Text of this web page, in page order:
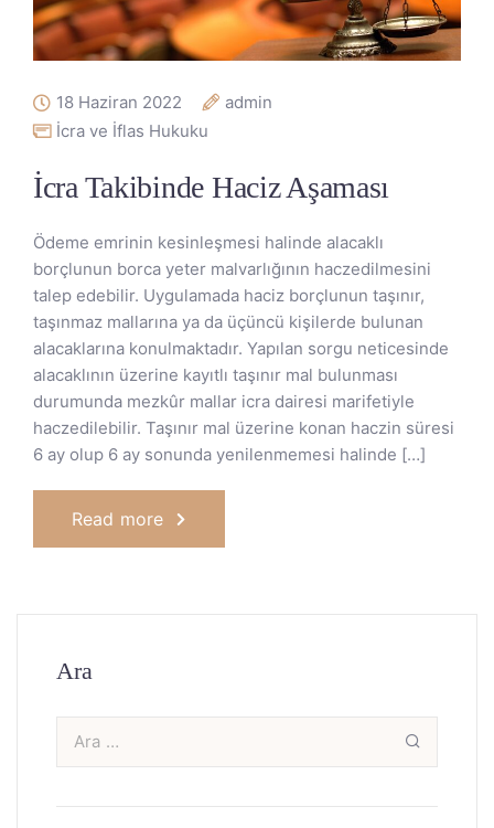
18 Haziran 2022
admin
İcra ve İflas Hukuku
İcra Takibinde Haciz Aşaması
Ödeme emrinin kesinleşmesi halinde alacaklı
borçlunun borca yeter malvarlığının haczedilmesini
talep edebilir. Uygulamada haciz borçlunun taşınır,
taşınmaz mallarına ya da üçüncü kişilerde bulunan
alacaklarına konulmaktadır. Yapılan sorgu neticesinde
alacaklının üzerine kayıtlı taşınır mal bulunması
durumunda mezkûr mallar icra dairesi marifetiyle
haczedilebilir. Taşınır mal üzerine konan haczin süresi
6 ay olup 6 ay sonunda yenilenmemesi halinde […]
Read more
Ara